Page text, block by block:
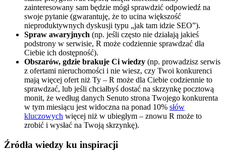
zainteresowany sam będzie mógł sprawdzić odpowiedź na
swoje pytanie (gwarantuję, że to ucina większość
nieproduktywnych dyskusji typu „jak tam idzie SEO”).
Spraw awaryjnych (np. jeśli często nie działają jakieś
podstrony w serwisie, R może codziennie sprawdzać dla
Ciebie ich dostępność).
Obszarów, gdzie brakuje Ci wiedzy (np. prowadzisz serwis
z ofertami nieruchomości i nie wiesz, czy Twoi konkurenci
mają więcej ofert niż Ty – R może dla Ciebie codziennie to
sprawdzać, lub jeśli chciałbyś dostać na skrzynkę pocztową
monit, że według danych Senuto strona Twojego konkurenta
w tym miesiącu jest widoczna na ponad 10% słów
kluczowych więcej niż w ubiegłym – znowu R może to
zrobić i wysłać na Twoją skrzynkę).
Źródła wiedzy ku inspiracji